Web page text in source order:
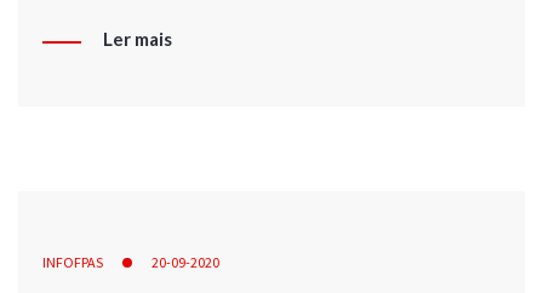
Ler mais
INFOFPAS 20-09-2020